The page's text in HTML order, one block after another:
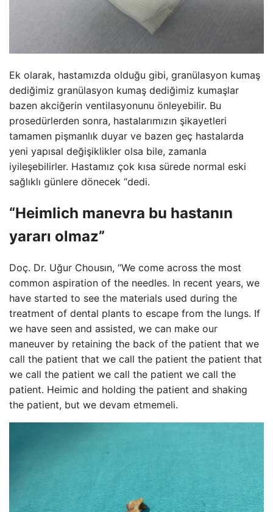
Ek olarak, hastamızda olduğu gibi, granülasyon kumaş
dediğimiz granülasyon kumaş dediğimiz kumaşlar
bazen akciğerin ventilasyonunu önleyebilir. Bu
prosedürlerden sonra, hastalarımızın şikayetleri
tamamen pişmanlık duyar ve bazen geç hastalarda
yeni yapısal değişiklikler olsa bile, zamanla
iyileşebilirler. Hastamız çok kısa sürede normal eski
sağlıklı günlere dönecek “dedi.
“Heimlich manevra bu hastanın
yararı olmaz”
Doç. Dr. Uğur Chousın, “We come across the most
common aspiration of the needles. In recent years, we
have started to see the materials used during the
treatment of dental plants to escape from the lungs. If
we have seen and assisted, we can make our
maneuver by retaining the back of the patient that we
call the patient that we call the patient the patient that
we call the patient we call the patient we call the
patient. Heimic and holding the patient and shaking
the patient, but we devam etmemeli.